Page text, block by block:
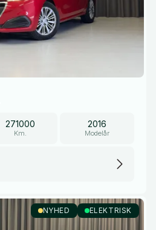
271000
Km.
2016
Modelår
NYHED ELEKTRISK